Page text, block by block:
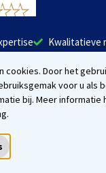
Kwalitatieve
cookies. Door het
voor u als
bij. Meer informatie